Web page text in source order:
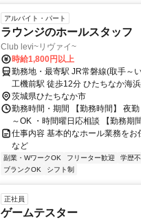
アルバイト・パート
ラウンジのホールスタッフ
Club levi~リヴァイ~
時給1,800円以上
勤務地・最寄駅 JR常磐線(取手～
工機前駅 徒歩12分 ひたちなか海
茨城県ひたちなか市
勤務時間・期間 【勤務時間】 夜
～OK ・時間曜日応相談 【勤務期
仕事内容 基本的なホール業務を
など
副業・WワークOK フリーター歓迎 学歴
ブランクOK
シフト制
正社員
ゲームテスター